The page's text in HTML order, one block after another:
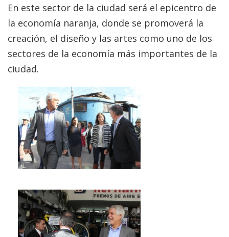
En este sector de la ciudad será el epicentro de
la economía naranja, donde se promoverá la
creación, el diseño y las artes como uno de los
sectores de la economía más importantes de la
ciudad.